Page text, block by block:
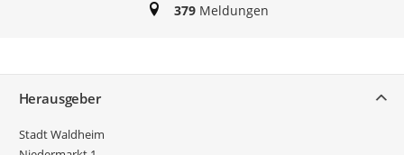
Meldungen
379Meldungen
Herausgeber
Stadt Waldheim